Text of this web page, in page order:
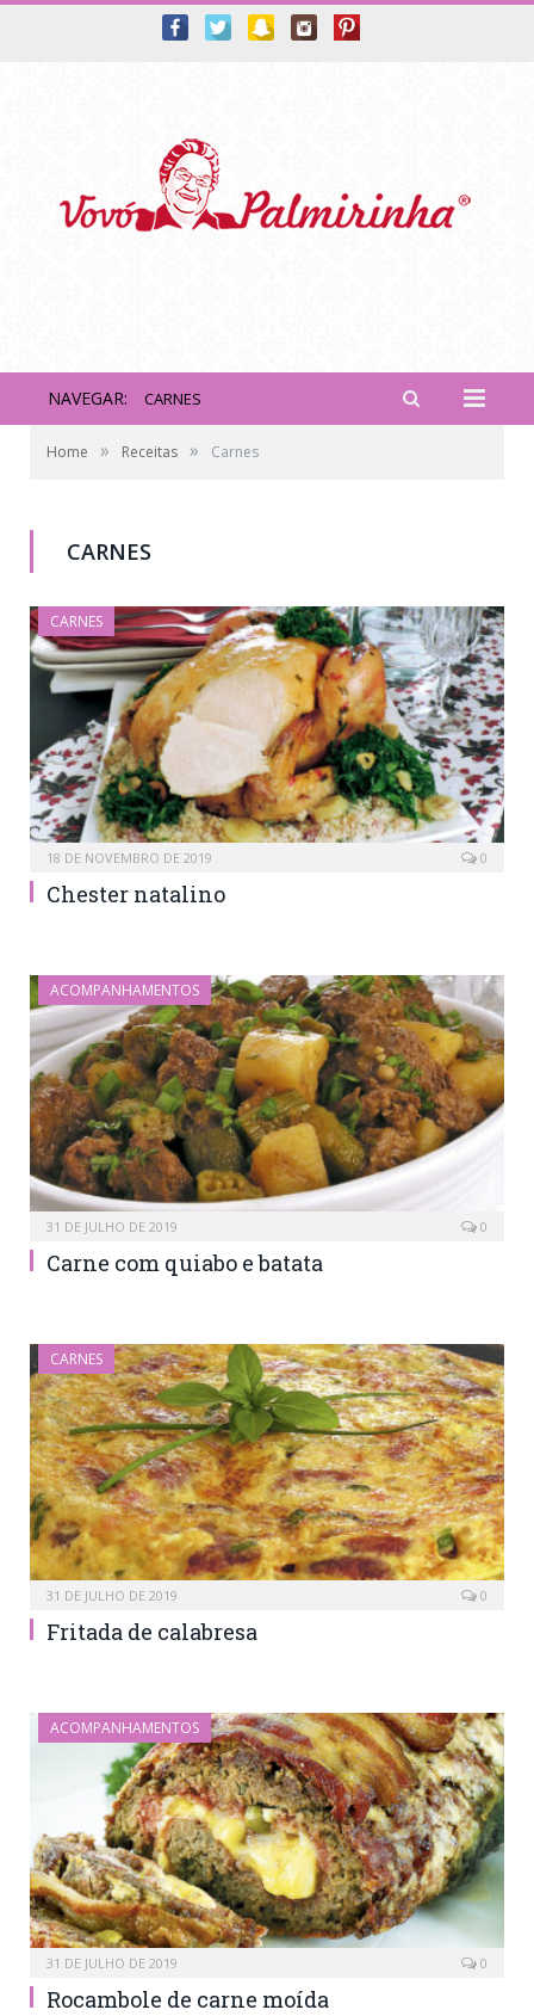
NAVEGAR: CARNES
Home » Receitas » Carnes
CARNES
CARNES
18 DE NOVEMBRO DE 2019 0
Chester natalino
ACOMPANHAMENTOS
31 DE JULHO DE 2019 0
Carne com quiabo e batata
CARNES
31 DE JULHO DE 2019 0
Fritada de calabresa
ACOMPANHAMENTOS
31 DE JULHO DE 2019 0
Rocambole de carne moída